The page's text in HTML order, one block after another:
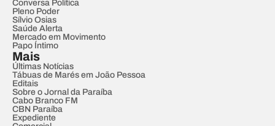
Conversa Política
Pleno Poder
Sílvio Osias
Saúde Alerta
Mercado em Movimento
Papo Íntimo
Mais
Últimas Notícias
Tábuas de Marés em João Pessoa
Editais
Sobre o Jornal da Paraíba
Cabo Branco FM
CBN Paraíba
Expediente